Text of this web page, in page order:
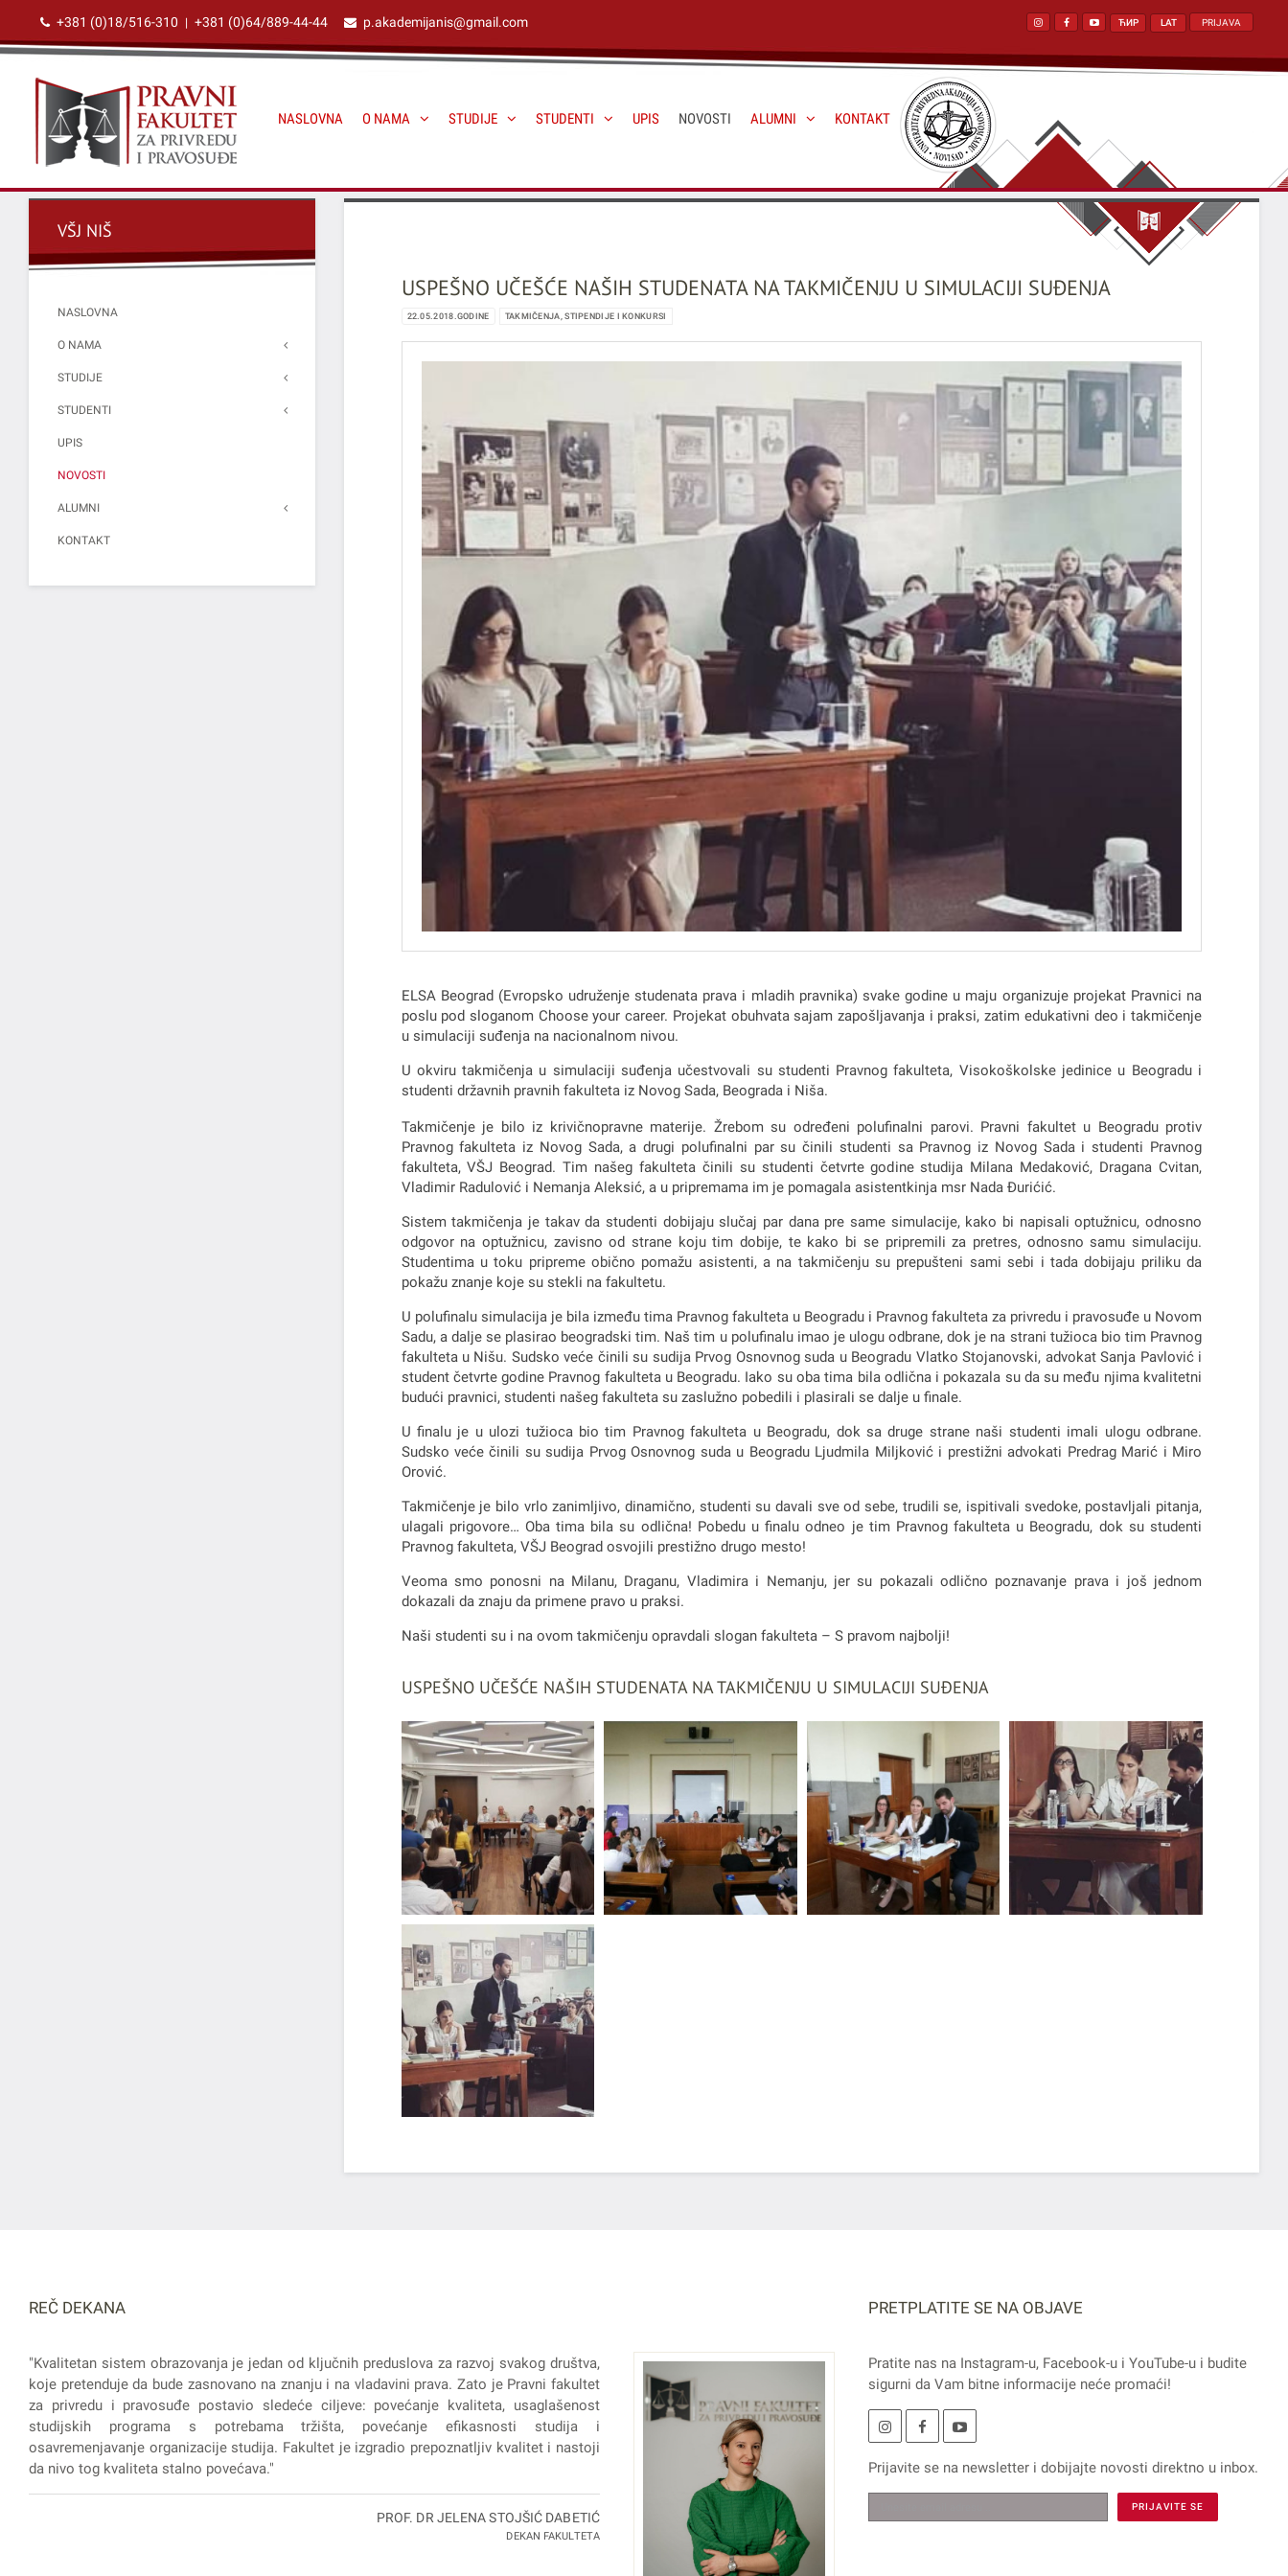
+381 (0)18/516-310 | +381 (0)64/889-44-44 p.akademijanis@gmail.com PRIJAVA
ЋИР LAT
NASLOVNA O NAMA STUDIJE STUDENTI UPIS NOVOSTI ALUMNI KONTAKT
USPEŠNO UČEŠĆE NAŠIH STUDENATA NA TAKMIČENJU U SIMULACIJI SUĐENJA
22.05.2018.GODINE TAKMIČENJA, STIPENDIJE I KONKURSI
ELSA Beograd (Evropsko udruženje studenata prava i mladih pravnika) svake godine u maju organizuje projekat Pravnici na
poslu pod sloganom Choose your career. Projekat obuhvata sajam zapošljavanja i praksi, zatim edukativni deo i takmičenje
u simulaciji suđenja na nacionalnom nivou.
U okviru takmičenja u simulaciji suđenja učestvovali su studenti Pravnog fakulteta, Visokoškolske jedinice u Beogradu i
studenti državnih pravnih fakulteta iz Novog Sada, Beograda i Niša.
Takmičenje je bilo iz krivičnopravne materije. Žrebom su određeni polufinalni parovi. Pravni fakultet u Beogradu protiv
Pravnog fakulteta iz Novog Sada, a drugi polufinalni par su činili studenti sa Pravnog iz Novog Sada i studenti Pravnog
fakulteta, VŠJ Beograd. Tim našeg fakulteta činili su studenti četvrte godine studija Milana Medaković, Dragana Cvitan,
Vladimir Radulović i Nemanja Aleksić, a u pripremama im je pomagala asistentkinja msr Nada Đurićić.
Sistem takmičenja je takav da studenti dobijaju slučaj par dana pre same simulacije, kako bi napisali optužnicu, odnosno
odgovor na optužnicu, zavisno od strane koju tim dobije, te kako bi se pripremili za pretres, odnosno samu simulaciju.
Studentima u toku pripreme obično pomažu asistenti, a na takmičenju su prepušteni sami sebi i tada dobijaju priliku da
pokažu znanje koje su stekli na fakultetu.
U polufinalu simulacija je bila između tima Pravnog fakulteta u Beogradu i Pravnog fakulteta za privredu i pravosuđe u Novom
Sadu, a dalje se plasirao beogradski tim. Naš tim u polufinalu imao je ulogu odbrane, dok je na strani tužioca bio tim Pravnog
fakulteta u Nišu. Sudsko veće činili su sudija Prvog Osnovnog suda u Beogradu Vlatko Stojanovski, advokat Sanja Pavlović i
student četvrte godine Pravnog fakulteta u Beogradu. Iako su oba tima bila odlična i pokazala su da su među njima kvalitetni
budući pravnici, studenti našeg fakulteta su zaslužno pobedili i plasirali se dalje u finale.
U finalu je u ulozi tužioca bio tim Pravnog fakulteta u Beogradu, dok sa druge strane naši studenti imali ulogu odbrane.
Sudsko veće činili su sudija Prvog Osnovnog suda u Beogradu Ljudmila Miljković i prestižni advokati Predrag Marić i Miro
Orović.
Takmičenje je bilo vrlo zanimljivo, dinamično, studenti su davali sve od sebe, trudili se, ispitivali svedoke, postavljali pitanja,
ulagali prigovore… Oba tima bila su odlična! Pobedu u finalu odneo je tim Pravnog fakulteta u Beogradu, dok su studenti
Pravnog fakulteta, VŠJ Beograd osvojili prestižno drugo mesto!
Veoma smo ponosni na Milanu, Draganu, Vladimira i Nemanju, jer su pokazali odlično poznavanje prava i još jednom
dokazali da znaju da primene pravo u praksi.
Naši studenti su i na ovom takmičenju opravdali slogan fakulteta – S pravom najbolji!
USPEŠNO UČEŠĆE NAŠIH STUDENATA NA TAKMIČENJU U SIMULACIJI SUĐENJA
VŠJ NIŠ
NASLOVNA
O NAMA
STUDIJE
STUDENTI
UPIS
NOVOSTI
ALUMNI
KONTAKT
REČ DEKANA
"Kvalitetan sistem obrazovanja je jedan od ključnih preduslova za razvoj svakog društva,
koje pretenduje da bude zasnovano na znanju i na vladavini prava. Zato je Pravni fakultet
za privredu i pravosuđe postavio sledeće ciljeve: povećanje kvaliteta, usaglašenost
studijskih programa s potrebama tržišta, povećanje efikasnosti studija i
osavremenjavanje organizacije studija. Fakultet je izgradio prepoznatljiv kvalitet i nastoji
da nivo tog kvaliteta stalno povećava."
PROF. DR JELENA STOJŠIĆ DABETIĆ
DEKAN FAKULTETA
PRETPLATITE SE NA OBJAVE
Pratite nas na Instagram-u, Facebook-u i YouTube-u i budite
sigurni da Vam bitne informacije neće promaći!
Prijavite se na newsletteri dobijajte novosti direktno u inbox.